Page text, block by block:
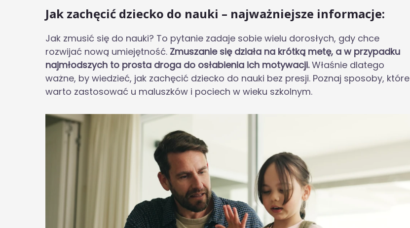
Jak zachęcić dziecko do nauki – najważniejsze informacje:
Jak zmusić się do nauki? To pytanie zadaje sobie wielu dorosłych, gdy chce
rozwijać nową umiejętność. Zmuszanie się działa na krótką metę, a w przypadku
najmłodszych to prosta droga do osłabienia ich motywacji.Właśnie dlatego
ważne, by wiedzieć, jak zachęcić dziecko do nauki bez presji. Poznaj sposoby, które
warto zastosować u maluszków i pociech w wieku szkolnym.